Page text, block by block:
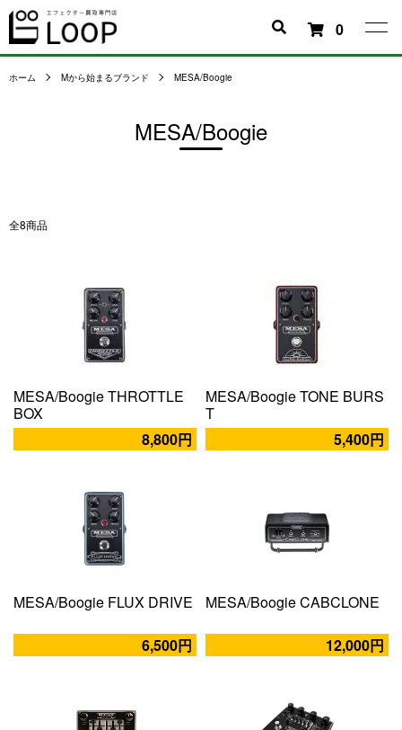
0
ホーム Mから始まるブランド MESA/Boogie
MESA/Boogie
全8商品
MESA/Boogie THROTTLE
BOX
8,800円
MESA/Boogie TONE BURS
T
5,400円
MESA/Boogie FLUX DRIVE
6,500円
MESA/Boogie CABCLONE
12,000円